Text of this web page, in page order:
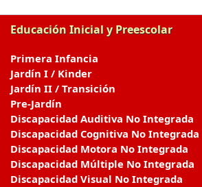
Educación Inicial y Preescolar
Primera Infancia
Jardín I / Kinder
Jardín II / Transición
Pre-Jardín
Discapacidad Auditiva No Integrada
Discapacidad Cognitiva No Integrada
Discapacidad Motora No Integrada
Discapacidad Múltiple No Integrada
Discapacidad Visual No Integrada